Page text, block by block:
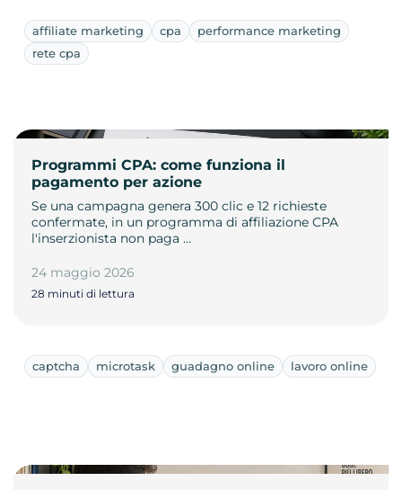
affiliate marketing cpa
performance marketing
rete cpa
Programmi CPA: come funziona il
pagamento per azione
Se una campagna genera 300 clic e 12 richieste
confermate, in un programma di affiliazione CPA
l'inserzionista non paga …
24 maggio 2026
28 minuti di lettura
captcha microtask guadagno online lavoro online